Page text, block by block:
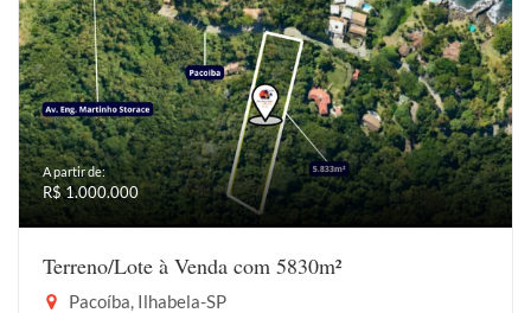
A partir de:
R$ 1.000.000
Terreno/Lote à Venda com 5830m²
Pacoíba, Ilhabela-SP